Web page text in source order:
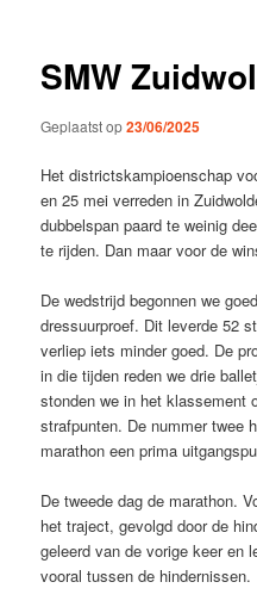
SMW
Geplaatst op23/06/2025
Het districtskampioenschap
en 25 mei verreden in
dubbelspan paard te weinig
te rijden. Dan maar voor de
De wedstrijd begonnen we
dressuurproef. Dit leverde 52
verliep iets minder goed. De
in die tijden reden we drie
stonden we in het klassement
strafpunten. De nummer twee
marathon een prima
De tweede dag de marathon.
het traject, gevolgd door de
geleerd van de vorige keer en
vooral tussen de hindernissen.